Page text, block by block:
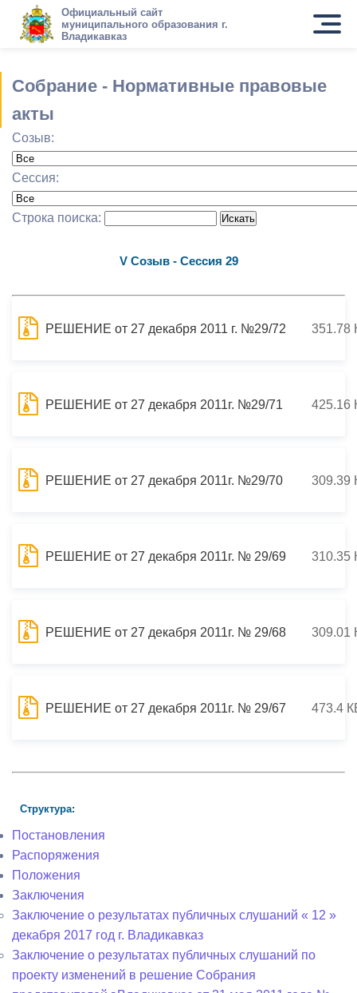
Официальный сайт
муниципального образования г.
Владикавказ
Собрание - Нормативные правовые
акты
Созыв:
Сессия:
Строка поиска:
V Созыв - Сессия 29
РЕШЕНИЕ от 27 декабря 2011 г. №29/72 351.78
РЕШЕНИЕ от 27 декабря 2011г. №29/71 425.16
РЕШЕНИЕ от 27 декабря 2011г. №29/70 309.39
РЕШЕНИЕ от 27 декабря 2011г. № 29/69 310.35
РЕШЕНИЕ от 27 декабря 2011г. № 29/68 309.01
РЕШЕНИЕ от 27 декабря 2011г. № 29/67 473.4
Структура:
Постановления
Распоряжения
Положения
Заключения
Заключение о результатах публичных слушаний « 12 »
декабря 2017 год г. Владикавказ
Заключение о результатах публичных слушаний по
проекту изменений в решение Собрания